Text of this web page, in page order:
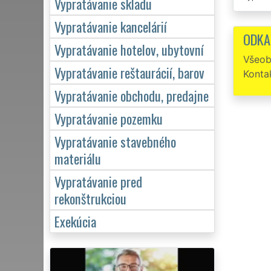
práca.
Vypratávanie kancelárií
Vypratávanie hotelov, ubytovní
Vypratávanie reštaurácií, barov
Vypratávanie obchodu, predajne
Vypratávanie pozemku
Vypratávanie stavebného
materiálu
Vypratávanie pred
rekonštrukciou
Exekúcia